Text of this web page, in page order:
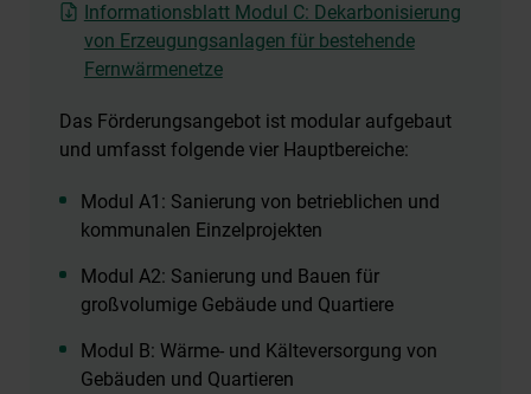
Informationsblatt Modul C: Dekarbonisierung
von Erzeugungsanlagen für bestehende
Fernwärmenetze
Das Förderungsangebot ist modular aufgebaut
und umfasst folgende vier Hauptbereiche:
Modul A1: Sanierung von betrieblichen und
kommunalen Einzelprojekten
Modul A2: Sanierung und Bauen für
großvolumige Gebäude und Quartiere
Modul B: Wärme- und Kälteversorgung von
Gebäuden und Quartieren